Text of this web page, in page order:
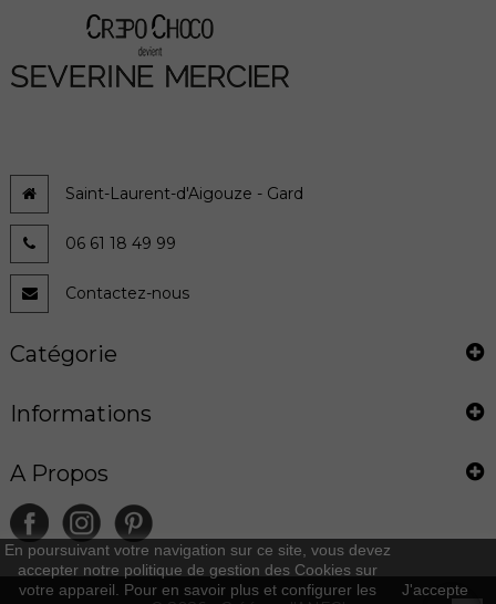
Saint-Laurent-d'Aigouze - Gard
06 61 18 49 99
Contactez-nous
Catégorie
Informations
A Propos
En poursuivant votre navigation sur ce site, vous devez
accepter notre politique de gestion des Cookies sur
votre appareil. Pour en savoir plus et configurer les
J'accepte